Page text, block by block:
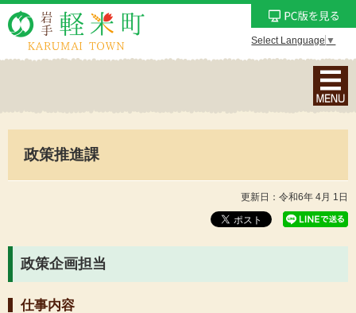
Select Language ▼
ナ
ビ
ン
メ
政策推進課
更新日：令和6年 4月 1日
政策企画担当
仕事内容